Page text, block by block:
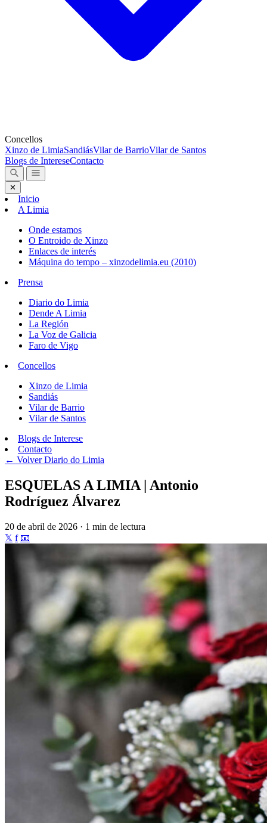
Concellos
Xinzo de LimiaSandiásVilar de BarrioVilar de Santos
Blogs de IntereseContacto
✕
Inicio
A Limia
Onde estamos
O Entroido de Xinzo
Enlaces de interés
Máquina do tempo – xinzodelimia.eu (2010)
Prensa
Diario do Limia
Dende A Limia
La Región
La Voz de Galicia
Faro de Vigo
Concellos
Xinzo de Limia
Sandiás
Vilar de Barrio
Vilar de Santos
Blogs de Interese
Contacto
← VolverDiario do Limia
ESQUELAS A LIMIA | Antonio
Rodríguez Álvarez
20 de abril de 2026 · 1 min de lectura
𝕏 f 📧